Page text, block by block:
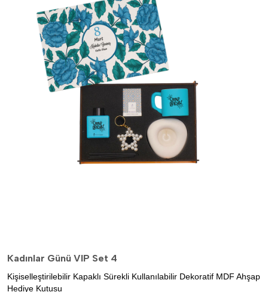
İnsan Kaynakları
Kadınlar Günü VIP Set 4
Kişiselleştirilebilir Kapaklı Sürekli Kullanılabilir Dekoratif MDF Ahşap
Hediye Kutusu